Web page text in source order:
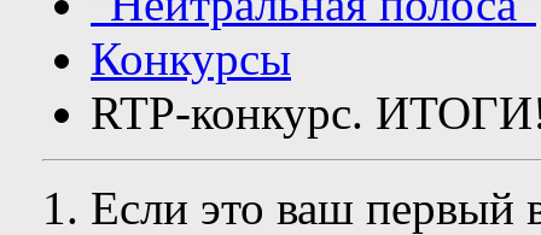
Конкурсы
RTP-конкурс.
Если это ваш первый